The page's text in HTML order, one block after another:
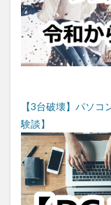
【3台破壊】パソ
験談】